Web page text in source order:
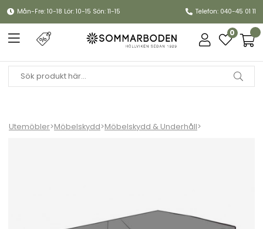
Mån-Fre: 10-18 Lör: 10-15 Sön: 11-15 Telefon: 040-45 01 11
0
Utemöbler>Möbelskydd>Möbelskydd & Underhåll>